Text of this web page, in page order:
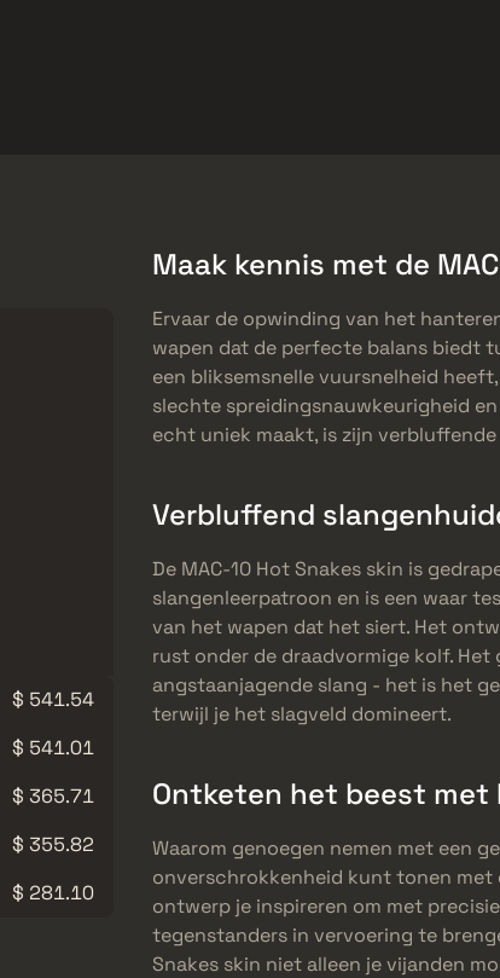
$ 541.54
$ 541.01
$ 365.71
$ 355.82
$ 281.10
Maak kennis met de
Ervaar de opwinding van het
wapen dat de perfecte balans biedt
een bliksemsnelle vuursnelheid
slechte spreidingsnauwkeurigheid
echt uniek maakt, is zijn
Verbluffend
De MAC-10 Hot Snakes skin is
slangenleerpatroon en is een waar
van het wapen dat het siert. Het
rust onder de draadvormige kolf.
angstaanjagende slang - het is het
terwijl je het slagveld domineert.
Ontketen het beest met
Waarom genoegen nemen met een
onverschrokkenheid kunt tonen met
ontwerp je inspireren om met
tegenstanders in vervoering te
Snakes skin niet alleen je vijanden